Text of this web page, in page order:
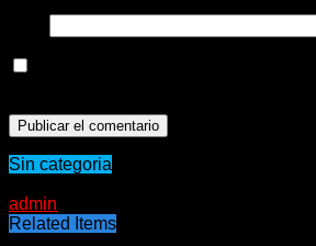
Sin categoria
admin
Related Items